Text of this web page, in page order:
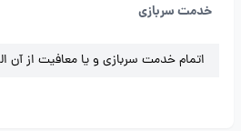
خدمت سربازی
اتمام خدمت سربازی و یا معافیت از آن